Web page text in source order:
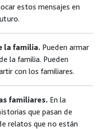
estos mensajes en
la familia. Pueden armar
la familia. Pueden
con los familiares.
familiares. En la
que pasan de
relatos que no están